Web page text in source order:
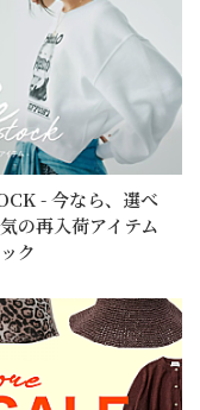
- 今なら、選べ
の再入荷アイテム
ク